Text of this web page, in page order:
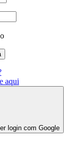
aqui
login com Google